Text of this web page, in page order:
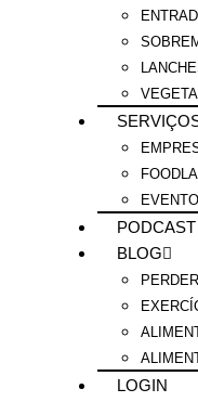
PODCAST
BLOG
LOGIN